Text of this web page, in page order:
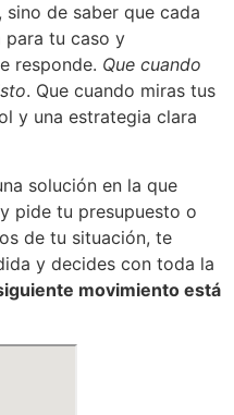
de saber que cada
para tu caso y
responde. Que cuando
. Que cuando miras tus
y una estrategia clara
solución en la que
pide tu presupuesto o
de tu situación, te
y decides con toda la
movimiento está